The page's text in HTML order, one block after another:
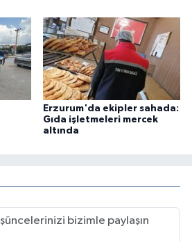
Erzurum'da ekipler sahada:
Gıda işletmeleri mercek
altında